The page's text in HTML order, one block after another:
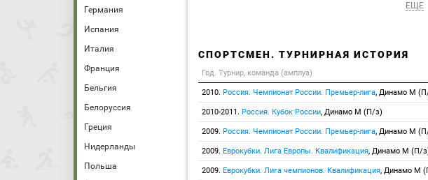
Германия
Испания
Италия
Франция
Бельгия
Белоруссия
Греция
Нидерланды
Польша
ЕЩЕ
СПОРТСМЕН. ТУРНИРНАЯ ИСТОРИЯ
Год. Турнир, команда (амплуа)
2010. Россия. Чемпионат России. Премьер-лига, Динамо М
2010-2011. Россия. Кубок России, Динамо М (П/з)
2009. Россия. Чемпионат России. Премьер-лига, Динамо М
2009. Еврокубки. Лига Европы. Квалификация, Динамо М (П/
2009. Еврокубки. Лига чемпионов. Квалификация, Динамо М